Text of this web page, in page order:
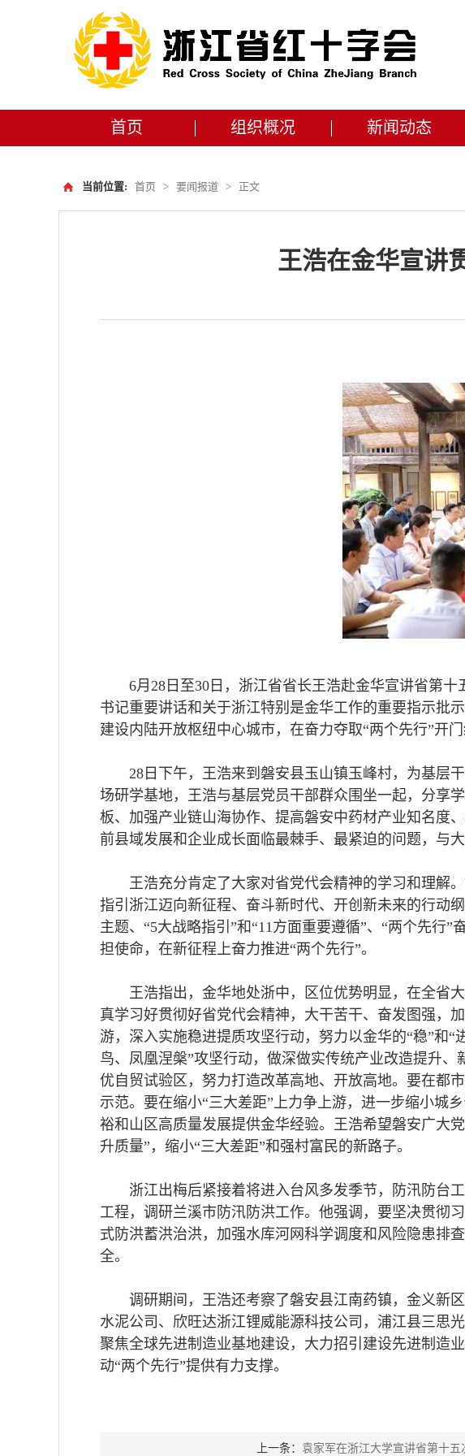
首页 组织概况 新闻动态
当前位置: 首页 > 要闻报道 > 正文
王浩在金华宣讲
6月28日至30日，浙江省省长王浩赴金华宣讲省第
书记重要讲话和关于浙江特别是金华工作的重要指示批
建设内陆开放枢纽中心城市，在奋力夺取“两个先行”开
28日下午，王浩来到磐安县玉山镇玉峰村，为基层
场研学基地，王浩与基层党员干部群众围坐一起，分享
板、加强产业链山海协作、提高磐安中药材产业知名度
前县域发展和企业成长面临最棘手、最紧迫的问题，与
王浩充分肯定了大家对省党代会精神的学习和理解
指引浙江迈向新征程、奋斗新时代、开创新未来的行动
主题、“5大战略指引”和“11方面重要遵循”、“两个先行
担使命，在新征程上奋力推进“两个先行”。
王浩指出，金华地处浙中，区位优势明显，在全省
真学习好贯彻好省党代会精神，大干苦干、奋发图强，
游，深入实施稳进提质攻坚行动，努力以金华的“稳”和
鸟、凤凰涅槃”攻坚行动，做深做实传统产业改造提升
优自贸试验区，努力打造改革高地、开放高地。要在都
示范。要在缩小“三大差距”上力争上游，进一步缩小城
裕和山区高质量发展提供金华经验。王浩希望磐安广大
升质量”，缩小“三大差距”和强村富民的新路子。
浙江出梅后紧接着将进入台风多发季节，防汛防台
工程，调研兰溪市防汛防洪工作。他强调，要坚决贯彻
式防洪蓄洪治洪，加强水库河网科学调度和风险隐患排
全。
调研期间，王浩还考察了磐安县江南药镇，金义新
水泥公司、欣旺达浙江锂威能源科技公司，浦江县三思
聚焦全球先进制造业基地建设，大力招引建设先进制造
动“两个先行”提供有力支撑。
上一条： 袁家军在浙江大学宣讲省第十五